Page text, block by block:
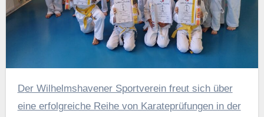
Der Wilhelmshavener Sportverein freut sich über
eine erfolgreiche Reihe von Karateprüfungen in der